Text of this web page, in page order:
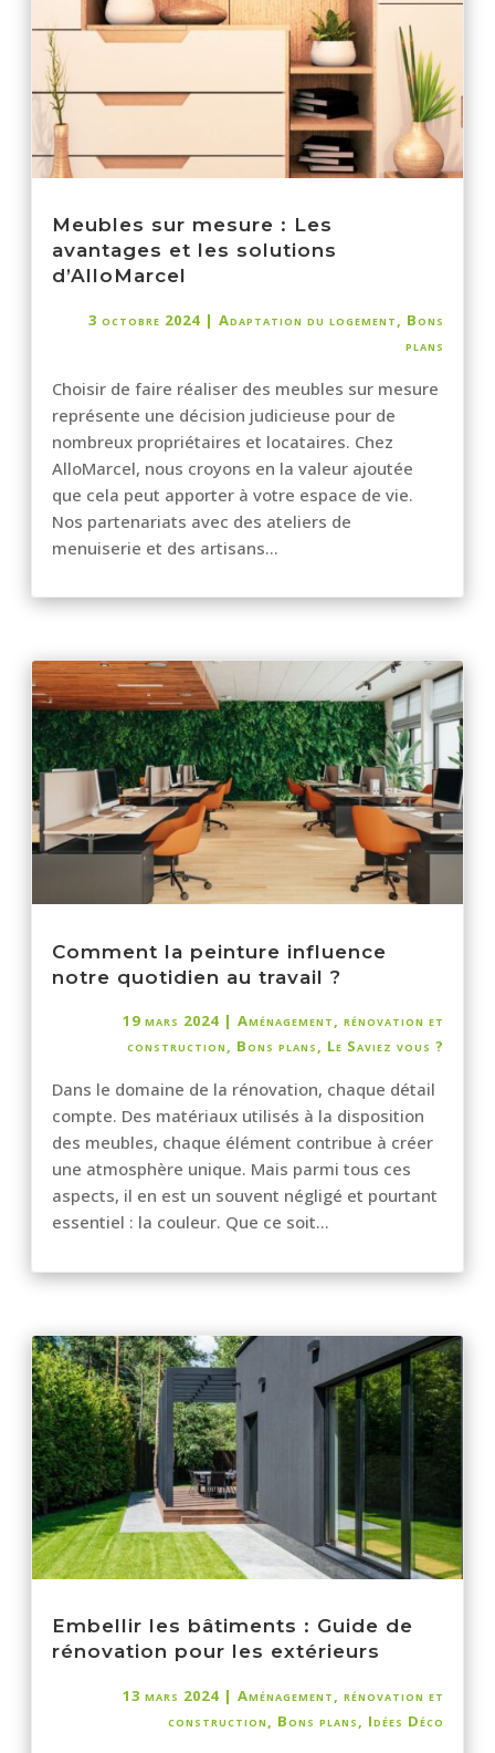
Meubles sur mesure : Les
avantages et les solutions
d’AlloMarcel
3 octobre 2024| Adaptation du logement, Bons
plans
Choisir de faire réaliser des meubles sur mesure
représente une décision judicieuse pour de
nombreux propriétaires et locataires. Chez
AlloMarcel, nous croyons en la valeur ajoutée
que cela peut apporter à votre espace de vie.
Nos partenariats avec des ateliers de
menuiserie et des artisans...
Comment la peinture influence
notre quotidien au travail ?
19 mars 2024| Aménagement, rénovation et
construction, Bons plans, Le Saviez vous ?
Dans le domaine de la rénovation, chaque détail
compte. Des matériaux utilisés à la disposition
des meubles, chaque élément contribue à créer
une atmosphère unique. Mais parmi tous ces
aspects, il en est un souvent négligé et pourtant
essentiel : la couleur. Que ce soit...
Embellir les bâtiments : Guide de
rénovation pour les extérieurs
13 mars 2024| Aménagement, rénovation et
construction, Bons plans, Idées Déco